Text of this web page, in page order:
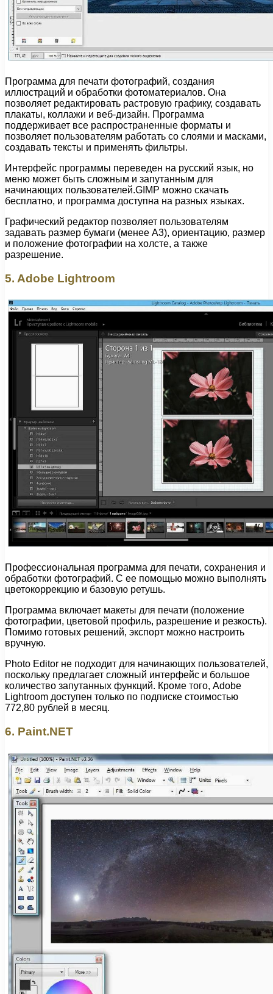
Программа для печати фотографий, создания
иллюстраций и обработки фотоматериалов. Она
позволяет редактировать растровую графику, создавать
плакаты, коллажи и веб-дизайн. Программа
поддерживает все распространенные форматы и
позволяет пользователям работать со слоями и масками,
создавать тексты и применять фильтры.
Интерфейс программы переведен на русский язык, но
меню может быть сложным и запутанным для
начинающих пользователей.GIMP можно скачать
бесплатно, и программа доступна на разных языках.
Графический редактор позволяет пользователям
задавать размер бумаги (менее A3), ориентацию, размер
и положение фотографии на холсте, а также
разрешение.
5. Adobe Lightroom
Профессиональная программа для печати, сохранения и
обработки фотографий. С ее помощью можно выполнять
цветокоррекцию и базовую ретушь.
Программа включает макеты для печати (положение
фотографии, цветовой профиль, разрешение и резкость).
Помимо готовых решений, экспорт можно настроить
вручную.
Photo Editor не подходит для начинающих пользователей,
поскольку предлагает сложный интерфейс и большое
количество запутанных функций. Кроме того, Adobe
Lightroom доступен только по подписке стоимостью
772,80 рублей в месяц.
6. Paint.NET